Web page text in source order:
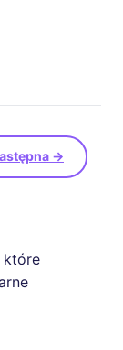
→
które